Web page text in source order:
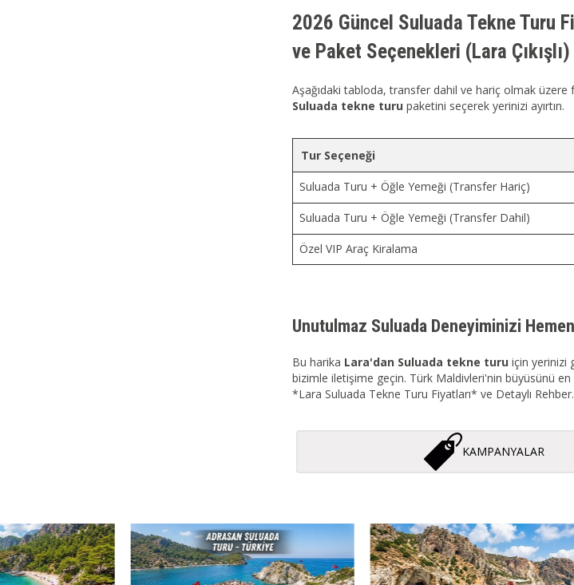
2026 Güncel Suluada Tekne Turu
ve Paket Seçenekleri (Lara Çıkışlı)
Aşağıdaki tabloda, transfer dahil ve hariç olmak üzere
Suluada tekne turu paketini seçerek yerinizi ayırtın.
Tur Seçeneği
Suluada Turu + Öğle Yemeği (Transfer Hariç)
Suluada Turu + Öğle Yemeği (Transfer Dahil)
Özel VIP Araç Kiralama
Unutulmaz Suluada Deneyiminizi
Bu harika Lara'dan Suluada tekne turu için yerinizi
bizimle iletişime geçin. Türk Maldivleri'nin büyüsünü
*Lara Suluada Tekne Turu Fiyatları* ve Detaylı Rehber.
KAMPANYALAR